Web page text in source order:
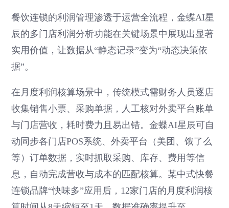
餐饮连锁的利润管理渗透于运营全流程，金蝶AI星
辰的多门店利润分析功能在关键场景中展现出显著
实用价值，让数据从“静态记录”变为“动态决策依
据”。
在月度利润核算场景中，传统模式需财务人员逐店
收集销售小票、采购单据，人工核对外卖平台账单
与门店营收，耗时费力且易出错。金蝶AI星辰可自
动同步各门店POS系统、外卖平台（美团、饿了么
等）订单数据，实时抓取采购、库存、费用等信
息，自动完成营收与成本的匹配核算。某中式快餐
连锁品牌“快味多”应用后，12家门店的月度利润核